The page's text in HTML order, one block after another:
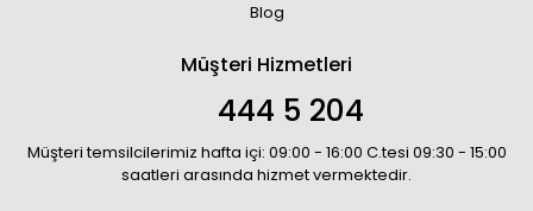
Blog
Müşteri Hizmetleri
444 5 204
Müşteri temsilcilerimiz hafta içi: 09:00 - 16:00 C.tesi 09:30 - 15:00
saatleri arasında hizmet vermektedir.